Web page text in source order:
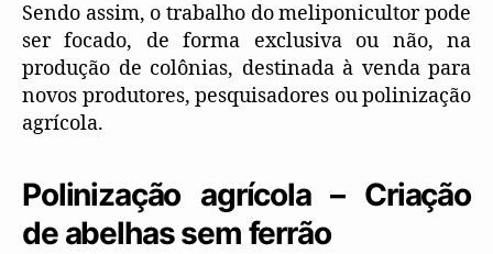
Sendo assim, o trabalho do meliponicultor pode
ser focado, de forma exclusiva ou não, na
produção de colônias, destinada à venda para
novos produtores, pesquisadores ou polinização
agrícola.
Polinização agrícola – Criação
de abelhas sem ferrão